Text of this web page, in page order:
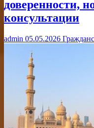
доверенности,
консультации
admin 05.05.2026